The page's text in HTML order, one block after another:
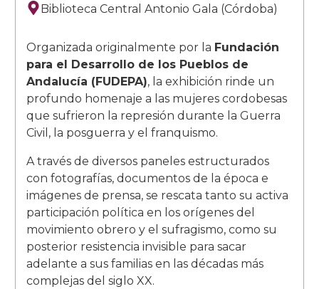
Biblioteca Central Antonio Gala (Córdoba)
Organizada originalmente por la Fundación
para el Desarrollo de los Pueblos de
Andalucía (FUDEPA), la exhibición rinde un
profundo homenaje a las mujeres cordobesas
que sufrieron la represión durante la Guerra
Civil, la posguerra y el franquismo.
A través de diversos paneles estructurados
con fotografías, documentos de la época e
imágenes de prensa, se rescata tanto su activa
participación política en los orígenes del
movimiento obrero y el sufragismo, como su
posterior resistencia invisible para sacar
adelante a sus familias en las décadas más
complejas del siglo XX.